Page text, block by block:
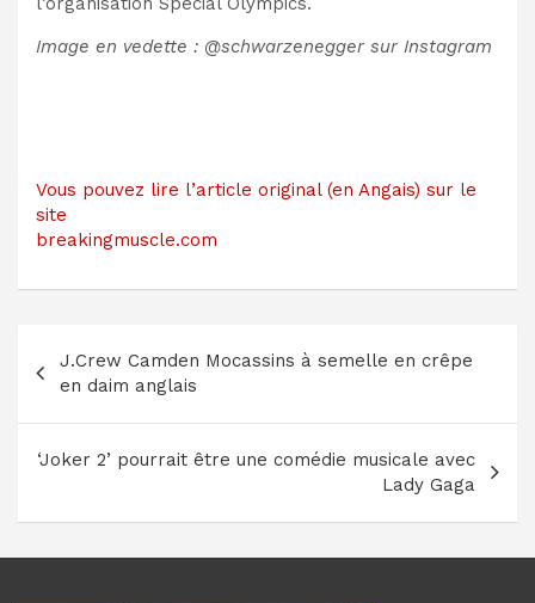
Image en vedette : @schwarzenegger sur Instagram
Vous pouvez lire l’article original (en Angais) sur le
site
breakingmuscle.com
de
l’article
J.Crew Camden Mocassins à semelle en crêpe
en daim anglais
‘Joker 2’ pourrait être une comédie musicale avec
Lady Gaga